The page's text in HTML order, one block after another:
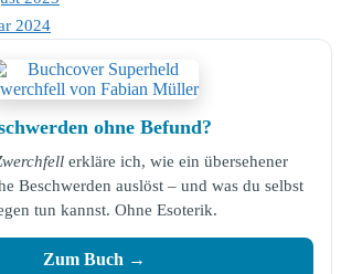
2024
ohne Befund?
erkläre ich, wie ein übersehener
Beschwerden auslöst – und was du selbst
tun kannst. Ohne Esoterik.
Zum Buch →